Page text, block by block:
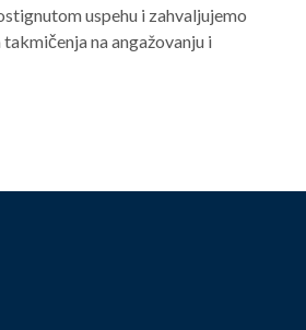
uspehu i zahvaljujemo
na angažovanju i